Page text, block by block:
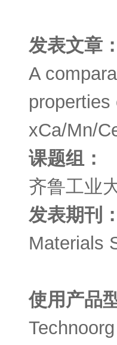
发表文章
A
xCa/Mn/
课题组：
齐鲁工业
发表期刊
Materials
使用产品